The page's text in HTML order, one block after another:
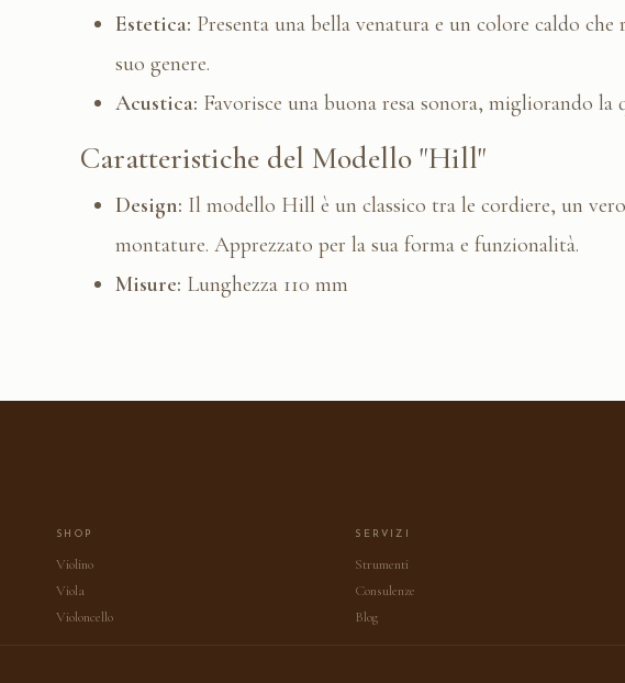
Estetica: Presenta una bella venatura e un colore caldo
suo genere.
Acustica: Favorisce una buona resa sonora, migliorando
Caratteristiche del Modello "Hill"
Design: Il modello Hill è un classico tra le cordiere, un
montature. Apprezzato per la sua forma e funzionalità.
Misure: Lunghezza 110 mm
SHOP
Violino
Viola
Violoncello
SERVIZI
Strumenti
Consulenze
Blog